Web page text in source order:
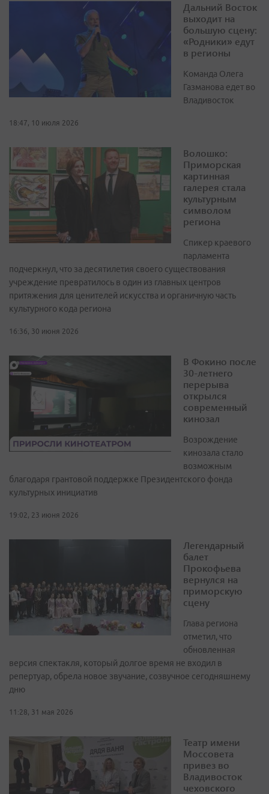
Дальний Восток
выходит на
большую сцену:
«Родники» едут
в регионы
Команда Олега
Газманова едет во
Владивосток
18:47, 10 июля 2026
Волошко:
Приморская
картинная
галерея стала
культурным
символом
региона
Спикер краевого
парламента
подчеркнул, что за десятилетия своего существования
учреждение превратилось в один из главных центров
притяжения для ценителей искусства и органичную часть
культурного кода региона
16:36, 30 июня 2026
В Фокино после
30-летнего
перерыва
открылся
современный
кинозал
Возрождение
кинозала стало
возможным
благодаря грантовой поддержке Президентского фонда
культурных инициатив
19:02, 23 июня 2026
Легендарный
балет
Прокофьева
вернулся на
приморскую
сцену
Глава региона
отметил, что
обновленная
версия спектакля, который долгое время не входил в
репертуар, обрела новое звучание, созвучное сегодняшнему
дню
11:28, 31 мая 2026
Театр имени
Моссовета
привез во
Владивосток
чеховского